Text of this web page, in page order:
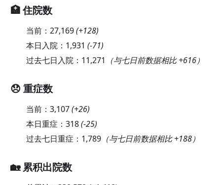
🏥 住院数
当前： 27,169(+128)
本日入院： 1,931 (-71)
过去七日入院： 11,271 （与七日前数据相比 +616）
😞 重症数
当前： 3,107(+26)
本日重症： 318(-25)
过去七日重症： 1,789（与七日前数据相比 +188）
🏡 累积出院数